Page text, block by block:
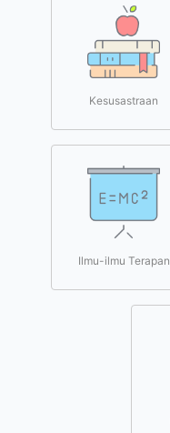
Kesusastraan
Ilmu-ilmu Terapan